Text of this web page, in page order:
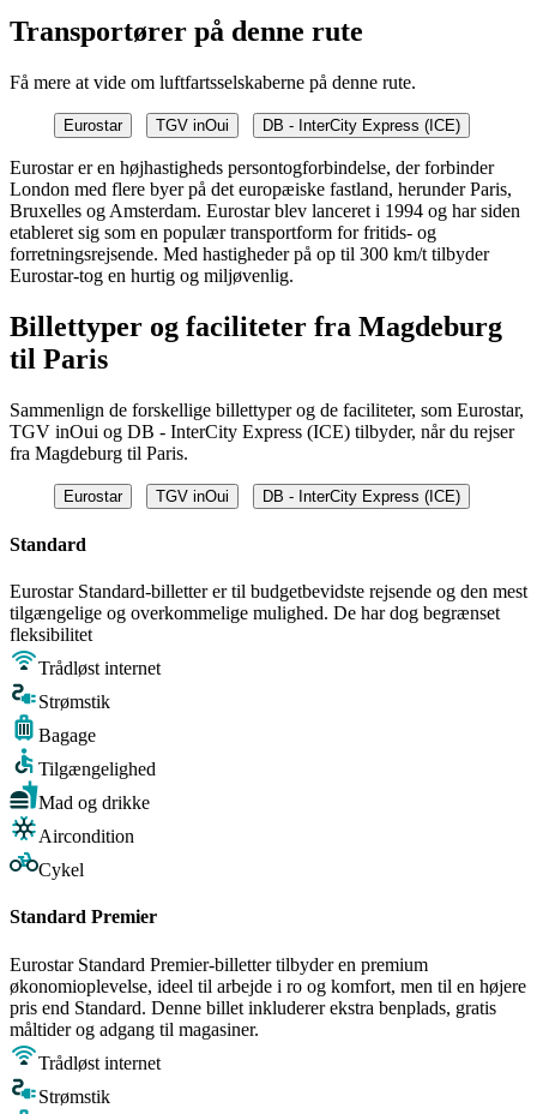
Transportører på denne rute
Få mere at vide om luftfartsselskaberne på denne rute.
Eurostar TGV inOui DB - InterCity Express (ICE)
Eurostar er en højhastigheds persontogforbindelse, der forbinder
London med flere byer på det europæiske fastland, herunder Paris,
Bruxelles og Amsterdam. Eurostar blev lanceret i 1994 og har siden
etableret sig som en populær transportform for fritids- og
forretningsrejsende. Med hastigheder på op til 300 km/t tilbyder
Eurostar-tog en hurtig og miljøvenlig.
Billettyper og faciliteter fra Magdeburg
til Paris
Sammenlign de forskellige billettyper og de faciliteter, som Eurostar,
TGV inOui og DB - InterCity Express (ICE) tilbyder, når du rejser
fra Magdeburg til Paris.
Eurostar TGV inOui DB - InterCity Express (ICE)
Standard
Eurostar Standard-billetter er til budgetbevidste rejsende og den mest
tilgængelige og overkommelige mulighed. De har dog begrænset
fleksibilitet
Trådløst internet
Strømstik
Bagage
Tilgængelighed
Mad og drikke
Aircondition
Cykel
Standard Premier
Eurostar Standard Premier-billetter tilbyder en premium
økonomioplevelse, ideel til arbejde i ro og komfort, men til en højere
pris end Standard. Denne billet inkluderer ekstra benplads, gratis
måltider og adgang til magasiner.
Trådløst internet
Strømstik